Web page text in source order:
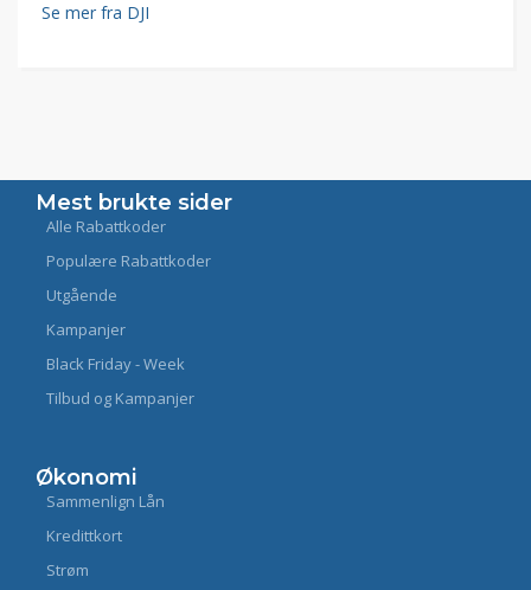
Se mer fra DJI
Mest brukte sider
Alle Rabattkoder
Populære Rabattkoder
Utgående
Kampanjer
Black Friday - Week
Tilbud og Kampanjer
Økonomi
Sammenlign Lån
Kredittkort
Strøm